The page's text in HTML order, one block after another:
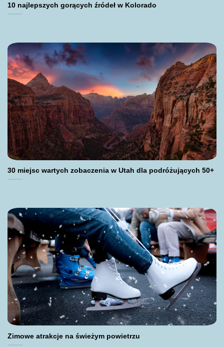
10 najlepszych gorących źródeł w Kolorado
30 miejsc wartych zobaczenia w Utah dla podróżujących 50+
Zimowe atrakcje na świeżym powietrzu